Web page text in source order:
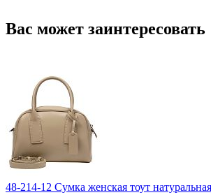
Вас может заинтересовать
48-214-12 Сумка женская тоут